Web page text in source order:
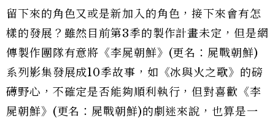
留下來的角色又或是新加入的角色，接下來會有怎
樣的發展？雖然目前第3季的製作計畫未定，但是網
傳製作團隊有意將《李屍朝鮮》(更名：屍戰朝鮮)
系列影集發展成10季故事，如《冰與火之歌》的磅
礡野心，不確定是否能夠順利執行，但對喜歡《李
屍朝鮮》(更名：屍戰朝鮮)的劇迷來說，也算是一